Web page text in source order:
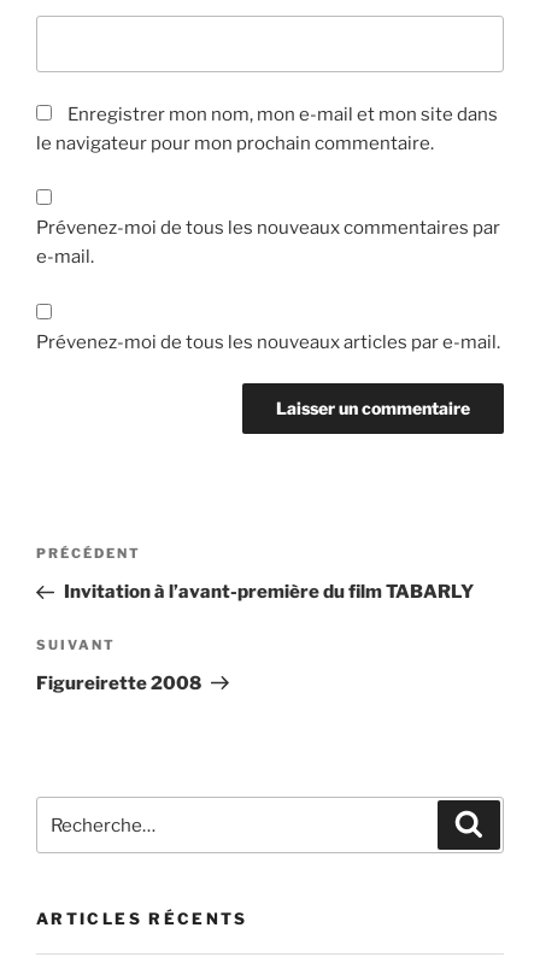
Enregistrer mon nom, mon e-mail et mon site dans
le navigateur pour mon prochain commentaire.
Prévenez-moi de tous les nouveaux commentaires par
e-mail.
Prévenez-moi de tous les nouveaux articles par e-mail.
Navigation
l’article
Article
précédent
PRÉCÉDENT
Invitation à l’avant-première du film TABARLY
Article
suivant
SUIVANT
Figureirette 2008
pour
ARTICLES RÉCENTS